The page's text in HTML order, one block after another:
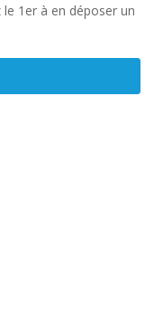
1er à en déposer un